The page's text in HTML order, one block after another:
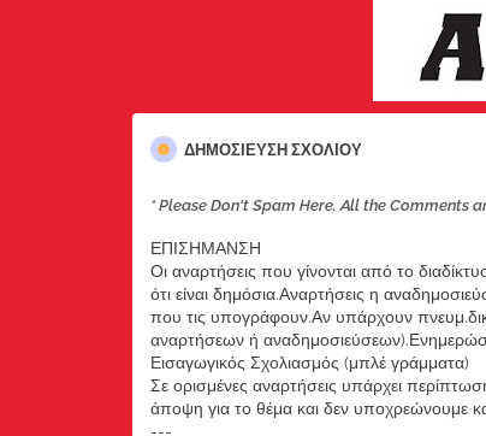
ΔΗΜΟΣΊΕΥΣΗ ΣΧΟΛΊΟΥ
* Please Don't Spam Here. All the Comments
ΕΠΙΣΗΜΑΝΣΗ
Οι αναρτήσεις που γίνονται από το
ότι είναι δημόσια.Αναρτήσεις η
που τις υπογράφουν.Αν υπάρχουν
αναρτήσεων ή
Εισαγωγικός Σχολιασμός (μπλέ γράμματα)
Σε ορισμένες αναρτήσεις υπάρχει
άποψη για το θέμα και δεν υποχρεώνουμε
---